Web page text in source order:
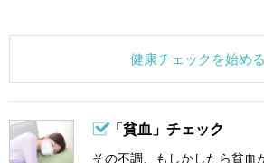
健康チェックを始める
「貧血」チェック
その不調、もしかしたら貧血